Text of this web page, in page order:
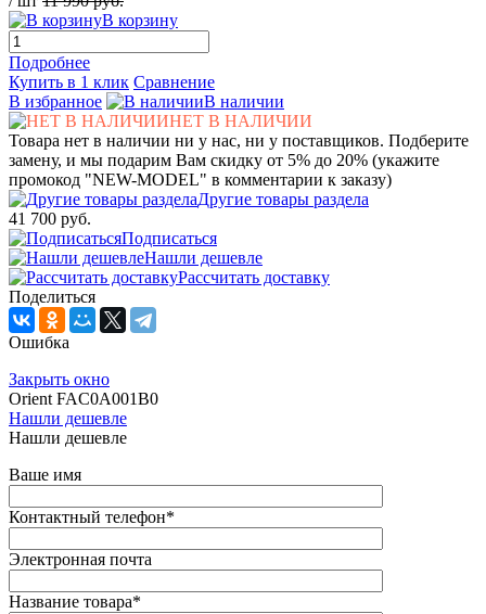
В корзину
Подробнее
Купить в 1 клик Сравнение
В избранное
В наличии
НЕТ В НАЛИЧИИ
Товара нет в наличии ни у нас, ни у поставщиков. Подберите
замену, и мы подарим Вам скидку от 5% до 20% (укажите
промокод "NEW-MODEL" в комментарии к заказу)
Другие товары раздела
41 700 руб.
Подписаться
Нашли дешевле
Рассчитать доставку
Поделиться
Ошибка
Закрыть окно
Orient FAC0A001B0
Нашли дешевле
Нашли дешевле
Ваше имя
Контактный телефон*
Электронная почта
Название товара*